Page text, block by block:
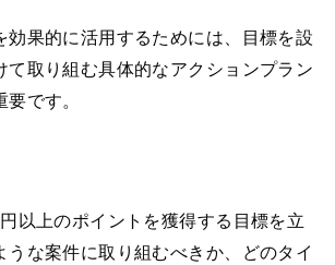
効果的に活用するためには、目標を設
て取り組む具体的なアクションプラン
です。
以上のポイントを獲得する目標を立
うな案件に取り組むべきか、どのタイ